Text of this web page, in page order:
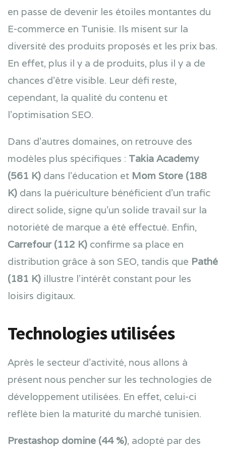
en passe de devenir les étoiles montantes du
E-commerce en Tunisie. Ils misent sur la
diversité des produits proposés et les prix bas.
En effet, plus il y a de produits, plus il y a de
chances d’être visible. Leur défi reste,
cependant, la qualité du contenu et
l’optimisation SEO.
Dans d’autres domaines, on retrouve des
modèles plus spécifiques : Takia Academy
(561 K) dans l’éducation et Mom Store (188
K) dans la puériculture bénéficient d’un trafic
direct solide, signe qu’un solide travail sur la
notoriété de marque a été effectué. Enfin,
Carrefour (112 K) confirme sa place en
distribution grâce à son SEO, tandis que Pathé
(181 K) illustre l’intérêt constant pour les
loisirs digitaux.
Technologies utilisées
Après le secteur d’activité, nous allons à
présent nous pencher sur les technologies de
développement utilisées. En effet, celui-ci
reflète bien la maturité du marché tunisien.
Prestashop domine (44 %), adopté par des